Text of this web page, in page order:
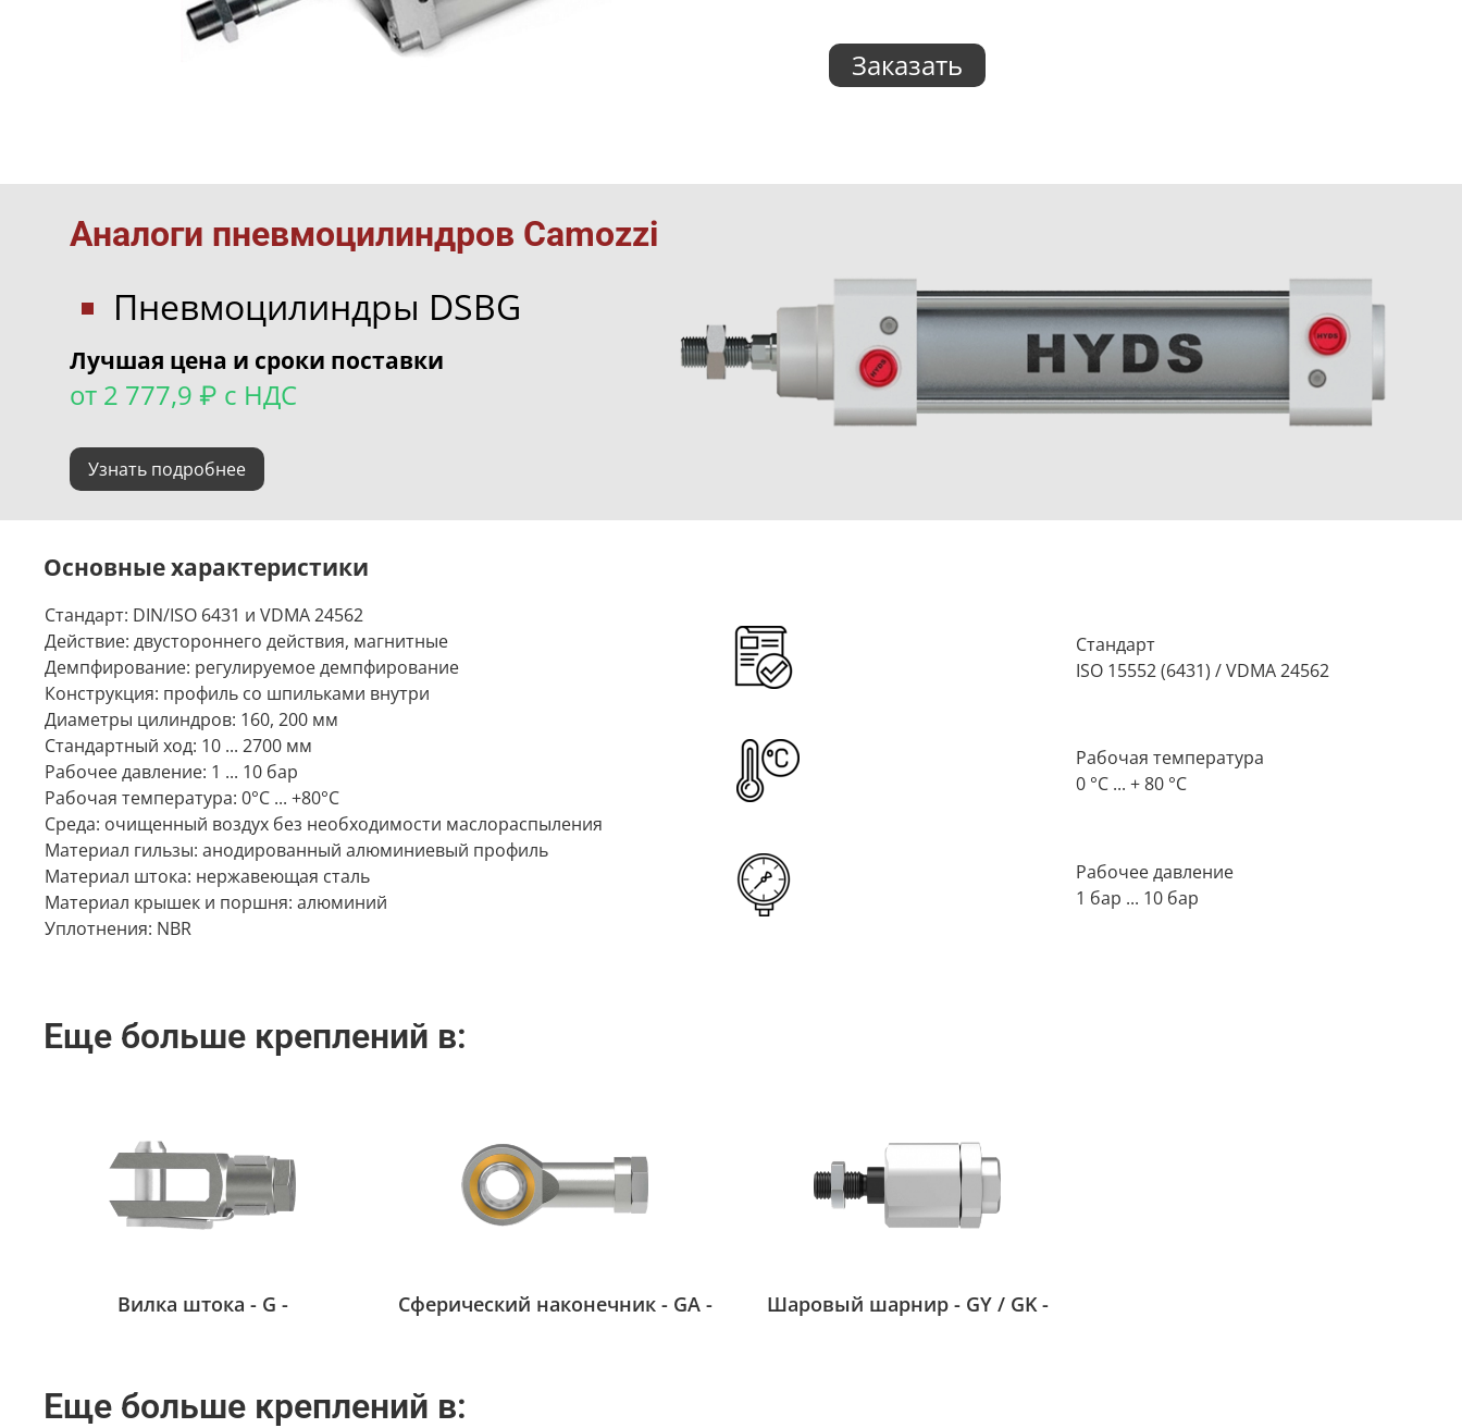
Заказать
Аналоги пневмоцилиндров Camozzi
Пневмоцилиндры DSBG
Лучшая цена и сроки поставки
от 2 777,9 ₽ с НДС
Узнать подробнее
Основные характеристики
Стандарт: DIN/ISO 6431 и VDMA 24562
Действие: двустороннего действия, магнитные
Демпфирование: регулируемое демпфирование
Конструкция: профиль со шпильками внутри
Диаметры цилиндров: 160, 200 мм
Стандартный ход: 10 ... 2700 мм
Рабочее давление: 1 ... 10 бар
Рабочая температура: 0°C ... +80°C
Среда: очищенный воздух без необходимости маслораспыления
Материал гильзы: анодированный алюминиевый профиль
Материал штока: нержавеющая сталь
Материал крышек и поршня: алюминий
Уплотнения: NBR
Стандарт
ISO 15552 (6431) / VDMA 24562
Рабочая температура
0 °C ... + 80 °C
Рабочее давление
1 бар ... 10 бар
Еще больше креплений в:
Вилка штока - G - Сферический наконечник - GA - Шаровый шарнир - GY / GK -
Еще больше креплений в: